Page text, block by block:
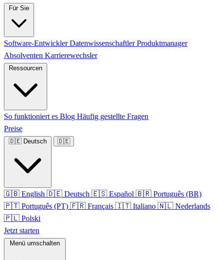
Software-EntwicklerDatenwissenschaftlerProduktmanager
Absolventen Karrierewechsler
So funktioniert es Blog Häufig gestellte Fragen
Preise
🇩🇪 Deutsch 🇩🇪
🇬🇧 English 🇩🇪 Deutsch 🇪🇸 Español 🇧🇷 Português (BR)
🇵🇹 Português (PT) 🇫🇷 Français 🇮🇹 Italiano 🇳🇱 Nederlands
🇵🇱 Polski
Jetzt starten
Menü umschalten